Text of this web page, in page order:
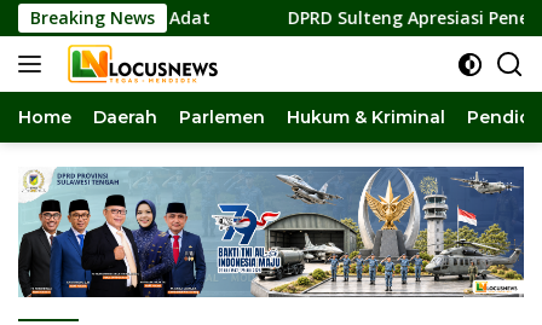
Langsung
ke
konten
Breaking News
Pelestarian Adat DPRD Sulteng Apresiasi
Home Daerah Parlemen Hukum & Kriminal